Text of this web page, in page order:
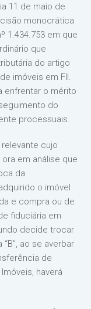
11 de maio de
monocrática
1.434.753 em que
que
do artigo
imóveis em FII.
enfrentar o mérito
do
processuais.
cujo
em análise que
da
o imóvel
e compra ou de
fiduciária em
decide trocar
ao se averbar
de
haverá